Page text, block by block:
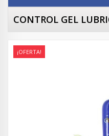
CONTROL GEL
¡OFERTA!